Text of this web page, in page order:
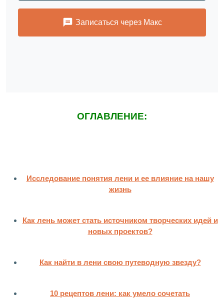
Записаться через Макс
ОГЛАВЛЕНИЕ:
Исследование понятия лени и ее влияние на нашу
жизнь
Как лень может стать источником творческих идей и
новых проектов?
Как найти в лени свою путеводную звезду?
10 рецептов лени: как умело сочетать